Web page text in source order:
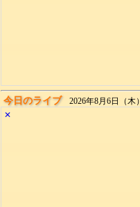
今日のライブ
2026年8月6日（木）
✕